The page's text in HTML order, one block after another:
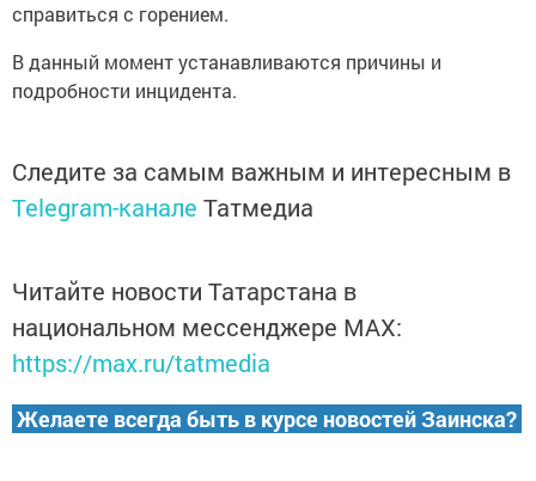
справиться с горением.
В данный момент устанавливаются причины и
подробности инцидента.
Следите за самым важным и интересным в
Telegram-канале Татмедиа
Читайте новости Татарстана в
национальном мессенджере MАХ:
https://max.ru/tatmedia
Желаете всегда быть в курсе новостей Заинска?